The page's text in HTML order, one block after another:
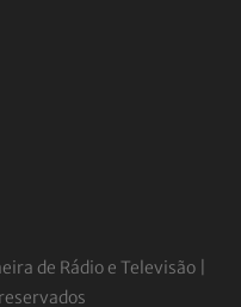
de Rádio e Televisão |